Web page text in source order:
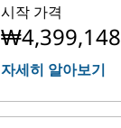
시작 가격
₩4,399,148
자세히 알아보기